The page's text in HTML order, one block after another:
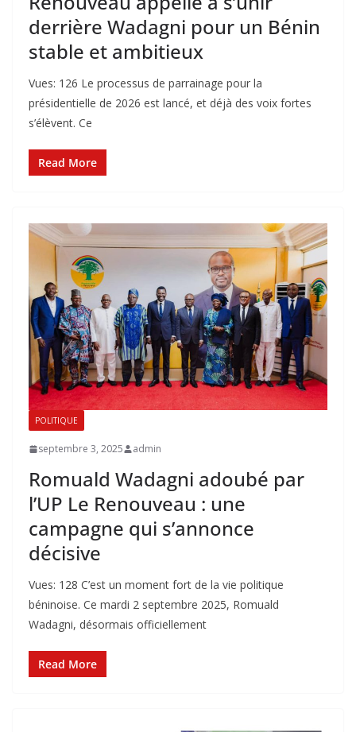
derrière Wadagni pour un Bénin
stable et ambitieux
Vues: 126 Le processus de parrainage pour la
présidentielle de 2026 est lancé, et déjà des voix fortes
s’élèvent. Ce
Read More
POLITIQUE
septembre 3, 2025 admin
Romuald Wadagni adoubé par
l’UP Le Renouveau : une
campagne qui s’annonce
décisive
Vues: 128 C’est un moment fort de la vie politique
béninoise. Ce mardi 2 septembre 2025, Romuald
Wadagni, désormais officiellement
Read More